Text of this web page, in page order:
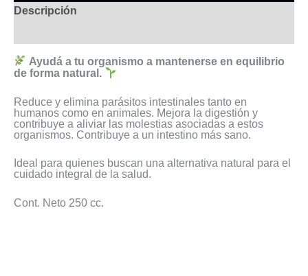
Descripción
Ayudá a tu organismo a mantenerse en equilibrio
de forma natural.
Reduce y elimina parásitos intestinales tanto en
humanos como en animales. Mejora la digestión y
contribuye a aliviar las molestias asociadas a estos
organismos. Contribuye a un intestino más sano.
Ideal para quienes buscan una alternativa natural para el
cuidado integral de la salud.
Cont. Neto 250 cc.